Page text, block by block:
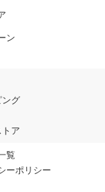
ン
ング
ア
覧
ーポリシー